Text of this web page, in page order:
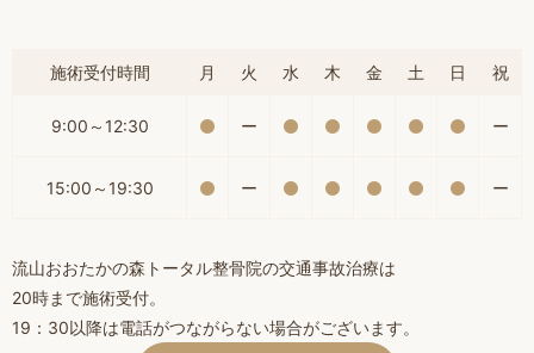
施術受付時間 月 火 水 木 金 土 日 祝
9:00～12:30 ー ー
15:00～19:30 ー ー
流山おおたかの森トータル整骨院の交通事故治療は
20時まで施術受付。
19：30以降は電話がつながらない場合がございます。